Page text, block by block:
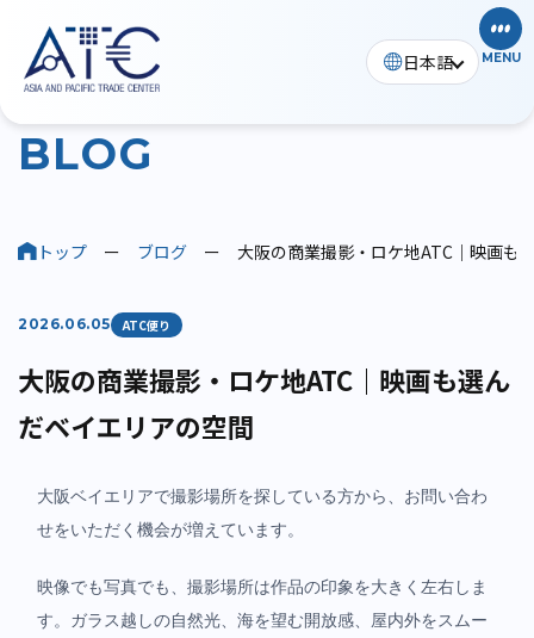
日本語 MENU
BLOG
トップ ー ブログ ー 大阪の商業撮影・ロケ地ATC｜映画も
2026.06.05 ATC便り
大阪の商業撮影・ロケ地ATC｜映画も選ん
だベイエリアの空間
大阪ベイエリアで撮影場所を探している方から、お問い合わ
せをいただく機会が増えています。
映像でも写真でも、撮影場所は作品の印象を大きく左右しま
す。ガラス越しの自然光、海を望む開放感、屋内外をスムー